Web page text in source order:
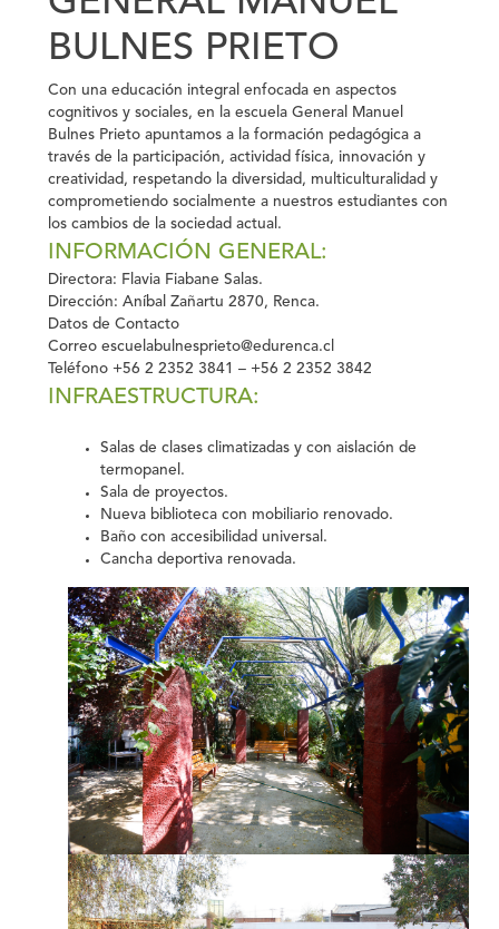
BULNES PRIETO
Con una educación integral enfocada en aspectos
cognitivos y sociales, en la escuela General Manuel
Bulnes Prieto apuntamos a la formación pedagógica a
través de la participación, actividad física, innovación y
creatividad, respetando la diversidad, multiculturalidad y
comprometiendo socialmente a nuestros estudiantes con
los cambios de la sociedad actual.
INFORMACIÓN GENERAL:
Directora: Flavia Fiabane Salas.
Dirección: Aníbal Zañartu 2870, Renca.
Datos de Contacto
Correoescuelabulnesprieto@edurenca.cl
Teléfono+56 2 2352 3841 – +56 2 2352 3842
INFRAESTRUCTURA:
Salas de clases climatizadas y con aislación de
termopanel.
Sala de proyectos.
Nueva biblioteca con mobiliario renovado.
Baño con accesibilidad universal.
Cancha deportiva renovada.